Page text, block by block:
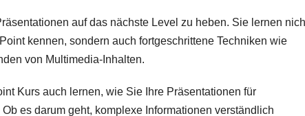
auf das nächste Level zu heben. Sie lernen
kennen, sondern auch fortgeschrittene Techniken wie
von Multimedia-Inhalten.
Kurs auch lernen, wie Sie Ihre Präsentationen für
es darum geht, komplexe Informationen verständlich